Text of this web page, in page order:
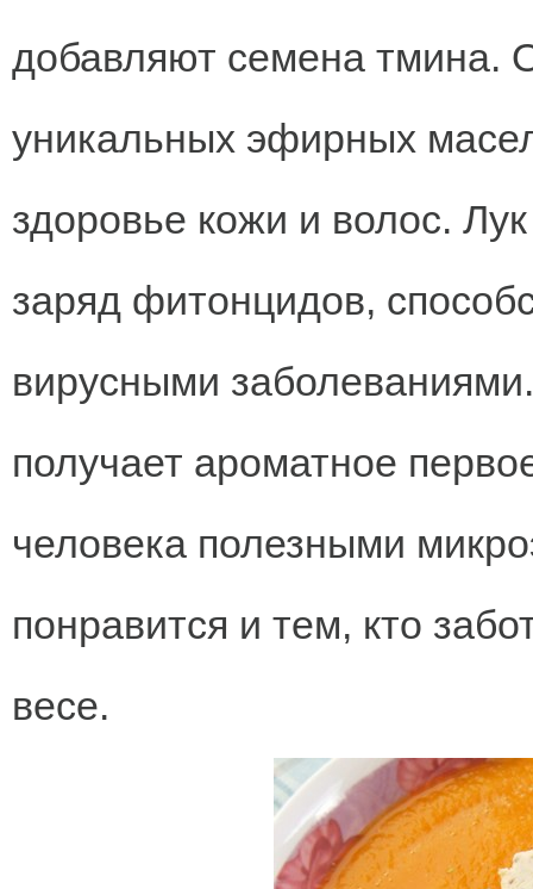
добавляют семена тмина.
уникальных эфирных
здоровье кожи и волос.
заряд фитонцидов,
вирусными
получает ароматное
человека полезными
понравится и тем, кто
весе.